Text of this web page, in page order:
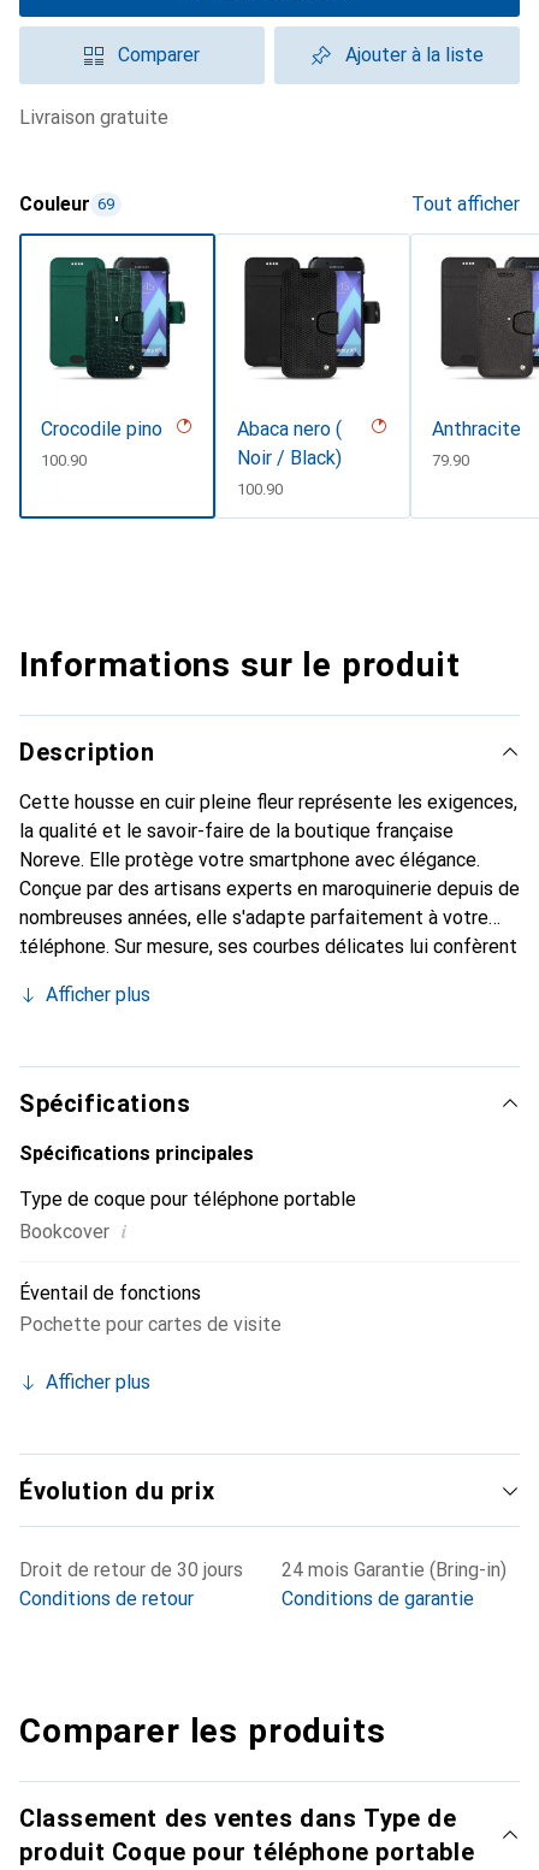
Comparer Ajouter à la liste
livraison gratuite
Couleur 69 Tout afficher
Crocodile pino
CHF
100.90
Abaca nero (
Noir / Black)
CHF
100.90
Anthracite
CHF
79.90
Informations sur le produit
Description
Cette housse en cuir pleine fleur représente les exigences,
la qualité et le savoir-faire de la boutique française
Noreve. Elle protège votre smartphone avec élégance.
Conçue par des artisans experts en maroquinerie depuis de
nombreuses années, elle s'adapte parfaitement à votre
téléphone. Sur mesure, ses courbes délicates lui confèrent
et indispensable de votre smartphone. Reconnaissable à
marque Noreve est un choix sûr pour une clientèle
exigeante.
Afficher plus
Spécifications
Spécifications principales
Type de coque pour téléphone portable
Bookcover i
Éventail de fonctions
Pochette pour cartes de visite
Afficher plus
Évolution du prix
Droit de retour de 30 jours
Conditions de retour
24 mois Garantie (Bring-in)
Conditions de garantie
Comparer les produits
Classement des ventes dans Type de
produit Coque pour téléphone portable